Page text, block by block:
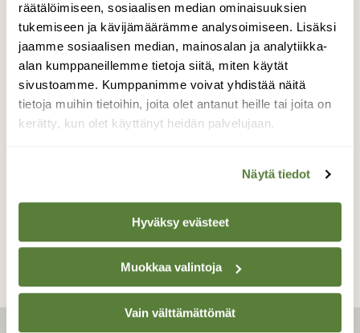
räätälöimiseen, sosiaalisen median ominaisuuksien
tukemiseen ja kävijämäärämme analysoimiseen. Lisäksi
jaamme sosiaalisen median, mainosalan ja analytiikka-
alan kumppaneillemme tietoja siitä, miten käytät
sivustoamme. Kumppanimme voivat yhdistää näitä
tietoja muihin tietoihin, joita olet antanut heille tai joita on
kerätty, kun olet käyttänyt heidän palvelujaan.
Näytä tiedot
Hyväksy evästeet
Muokkaa valintoja
Vain välttämättömät
Laulujoutsen
Yksinäinen laulujoutsen riemuitsee aikaisesta
kevään tulosta.
Valokuvaaja: Markku Pelkonen, Pyhäjärvi
16.03.2026
TAKAISIN LISTAAN